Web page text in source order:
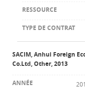
SACIM, Anhui Foreign
Co.Ltd, Other, 2013